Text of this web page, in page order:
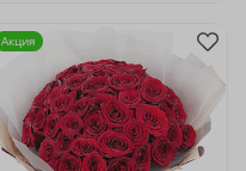
Акция